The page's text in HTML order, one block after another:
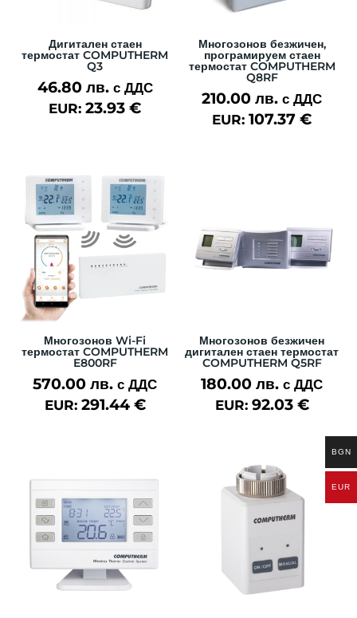
Дигитален стаен
термостат COMPUTHERM
Q3
46.80 лв. с ДДС
EUR:23.93€
Многозонов безжичен,
програмируем стаен
термостат COMPUTHERM
Q8RF
210.00лв. с ДДС
EUR:107.37€
Многозонов Wi-Fi
термостат COMPUTHERM
E800RF
570.00лв. с ДДС
EUR: 291.44 €
Многозонов безжичен
дигитален стаен термостат
COMPUTHERM Q5RF
180.00лв. с ДДС
EUR: 92.03 €
BGN
EUR